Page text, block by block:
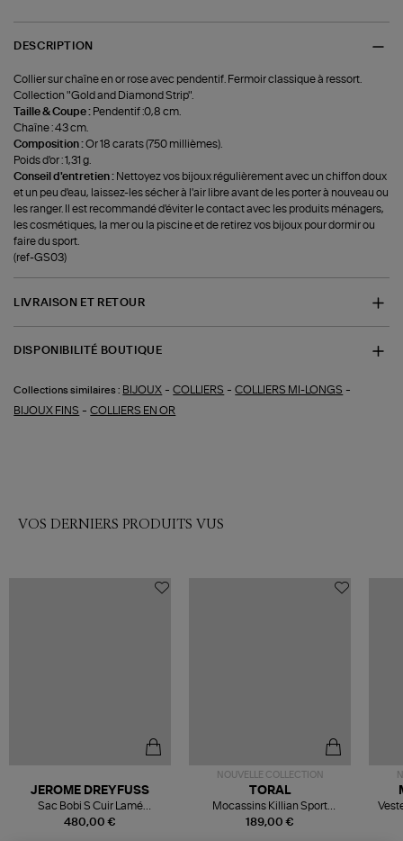
DESCRIPTION
Collier sur chaîne en or rose avec pendentif. Fermoir classique à ressort.
Collection "Gold and Diamond Strip".
Taille & Coupe : Pendentif :0,8 cm.
Chaîne : 43 cm.
Composition :Or 18 carats (750 millièmes).
Poids d'or : 1,31 g.
Conseil d'entretien : Nettoyez vos bijoux régulièrement avec un chiffon doux
et un peu d'eau, laissez-les sécher à l'air libre avant de les porter à nouveau ou
les ranger. Il est recommandé d'éviter le contact avec les produits ménagers,
les cosmétiques, la mer ou la piscine et de retirez vos bijoux pour dormir ou
faire du sport.
(ref-GS03)
LIVRAISON ET RETOUR
DISPONIBILITÉ BOUTIQUE
Collections similaires : BIJOUX -COLLIERS -COLLIERS MI-LONGS -
BIJOUX FINS -COLLIERS EN OR
VOS DERNIERS PRODUITS VUS
480,00 €
JEROME DREYFUSS
Sac Bobi S Cuir Lamé
Champagne
NOUVELLE COLLECTION
189,00 €
TORAL
Mocassins Killian Sport
Mousse